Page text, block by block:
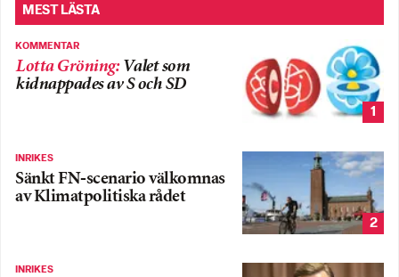
MEST LÄSTA
KOMMENTAR
Lotta Gröning: Valet som
kidnappades av S och SD
1
INRIKES
Sänkt FN-scenario välkomnas
av Klimatpolitiska rådet
2
INRIKES